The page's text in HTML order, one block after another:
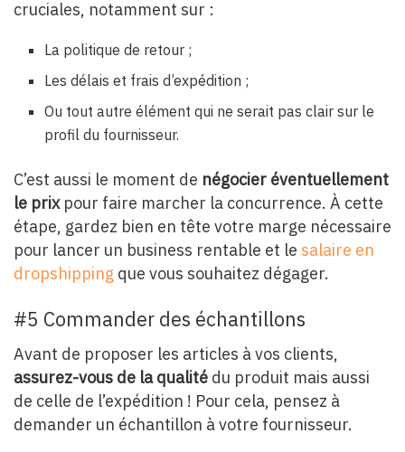
cruciales, notamment sur :
La politique de retour ;
Les délais et frais d’expédition ;
Ou tout autre élément qui ne serait pas clair sur le
profil du fournisseur.
C’est aussi le moment de négocier éventuellement
le prixpour faire marcher la concurrence. À cette
étape, gardez bien en tête votre marge nécessaire
pour lancer un business rentable et le salaire en
dropshipping que vous souhaitez dégager.
#5 Commander des échantillons
Avant de proposer les articles à vos clients,
assurez-vous de la qualité du produit mais aussi
de celle de l’expédition ! Pour cela, pensez à
demander un échantillon à votre fournisseur.